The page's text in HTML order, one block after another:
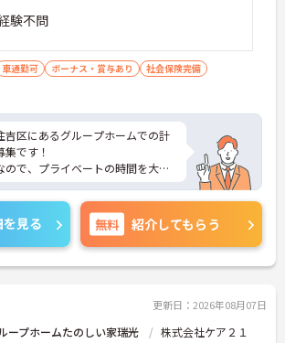
験不問
車通勤可 ボーナス・賞与あり
社会保険完備
吉区にあるグループホームでの計
です！
ので、プライベートの時間を大切
頑張りがしっかり反映されま
は、面接対策ポイントなど、さら
たしますのでお気軽にご相談くだ
を見る 無料 紹介してもらう
更新日：2026年08月07日
ープホームたのしい家瑞光 株式会社ケア２１